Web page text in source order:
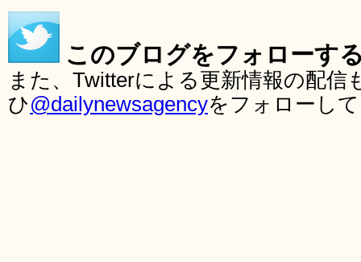
このブログをフォローす
また、Twitterによる更新情報の配
ひ@dailynewsagencyをフォローし